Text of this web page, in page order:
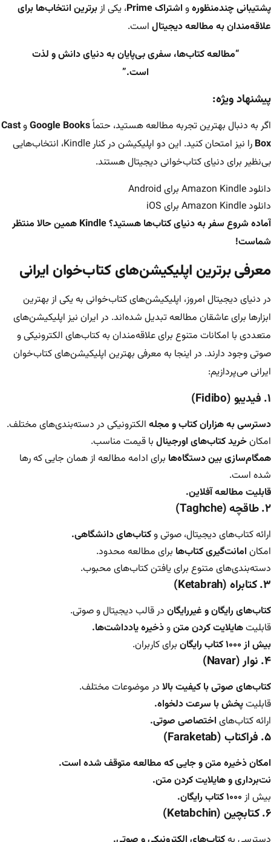
پشتیبانی چندمنظورهو اشتراک Prime ، یکی ازبرترین انتخاب‌ها برای
علاقه‌مندان به مطالعه دیجیتال است.
“مطالعه کتاب‌ها، سفری بی‌پایان به دنیای دانش و لذت
است.”
پیشنهاد ویژه:
اگر به دنبال بهترین تجربه مطالعه هستید، حتماًGoogle BooksوCast
Box
را نیز امتحان کنید. این دو اپلیکیشن در کنار Kindle، انتخاب‌هایی
بی‌نظیر برای دنیای کتاب‌خوانی دیجیتال هستند.
دانلود Amazon Kindle برای Android
دانلود Amazon Kindle برای iOS
آماده شروع سفر به دنیای کتاب‌ها هستید؟ Kindle همین حالا منتظر
شماست!
معرفی برترین اپلیکیشن‌های کتاب‌خوان ایرانی
در دنیای دیجیتال امروز، اپلیکیشن‌های کتاب‌خوانی به یکی از بهترین
ابزارها برای عاشقان مطالعه تبدیل شده‌اند. در ایران نیز اپلیکیشن‌های
متعددی با امکانات متنوع برای علاقه‌مندان به کتاب‌های الکترونیکی و
صوتی وجود دارند. در اینجا به معرفی بهترین اپلیکیشن‌های کتاب‌خوان
ایرانی می‌پردازیم:
۱. فیدیبو (Fidibo)
دسترسی به هزاران کتاب و مجله الکترونیکی در دسته‌بندی‌های مختلف.
امکانخرید کتاب‌های اورجینال با قیمت مناسب.
همگام‌سازی بین دستگاه‌ها برای ادامه مطالعه از همان جایی که رها
شده است.
قابلیت مطالعه آفلاین.
۲. طاقچه (Taghche)
ارائه کتاب‌های دیجیتال، صوتی وکتاب‌های دانشگاهی.
امکان امانت‌گیری کتاب‌ها برای مطالعه محدود.
دسته‌بندی‌های متنوع برای یافتن کتاب‌های محبوب.
۳. کتابراه (Ketabrah)
کتاب‌های رایگان و غیررایگان در قالب دیجیتال و صوتی.
قابلیتهایلایت کردن متنوذخیره یادداشت‌ها.
بیش از ۱۰۰۰ کتاب رایگان
برای کاربران.
۴. نوار (Navar)
کتاب‌های صوتی با کیفیت بالا در موضوعات مختلف.
قابلیتپخش با سرعت دلخواه.
ارائه کتاب‌های اختصاصی صوتی.
۵. فراکتاب (Faraketab)
امکان ذخیره متن و جایی که مطالعه متوقف شده است.
نت‌برداری و هایلایت کردن متن.
بیش از۱۰۰۰ کتاب رایگان.
۶. کتابچین (Ketabchin)